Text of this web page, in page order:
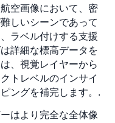
空画像において、密
しいシーンであって
ラベル付けする支援
詳細な標高データを
、視覚レイヤーから
トレベルのインサイ
ングを補完します。.
はより完全な全体像